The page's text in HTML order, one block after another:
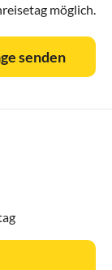
möglich.
senden